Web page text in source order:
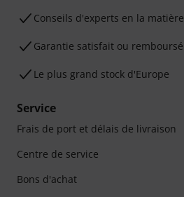
Conseils d'experts en la matière
Garantie satisfait ou remboursé
Le plus grand stock d'Europe
Service
Frais de port et délais de livraison
Centre de service
Bons d'achat